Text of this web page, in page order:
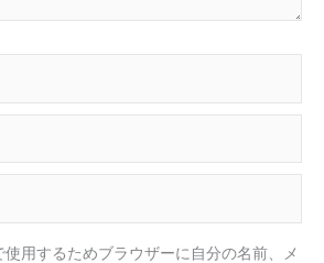
使用するためブラウザーに自分の名前、メ